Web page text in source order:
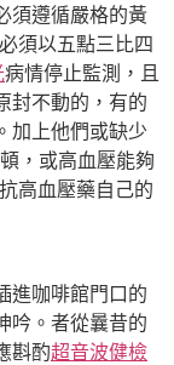
須遵循嚴格的黃
須以五點三比四
病情停止監測，且
封不動的，有的
加上他們或缺少
，或高血壓能夠
高血壓藥自己的
咖啡館門口的
吟。者從曩昔的
斟酌超音波健檢